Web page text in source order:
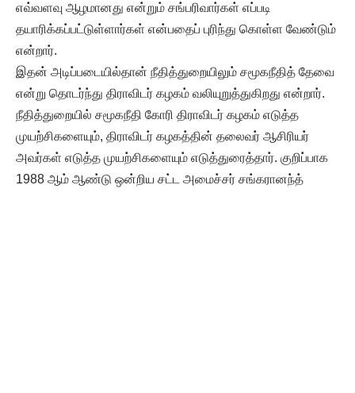
எவ்வளவு ஆழமானது என்றும் சங்பரிவார்கள் எப்படி
தயாரிக்கப்பட்டுள்ளார்கள் என்பதைப் புரிந்து கொள்ள வேண்டும்
என்றார்.
இதன் அடிப்படையில்தான் நீதித்துறையிலும் சமூகநீதித் தேவை
என்று தொடர்ந்து திராவிடர் கழகம் வலியுறுத்துகிறது என்றார்.
நீதித்துறையில் சமூகநீதி கோரி திராவிடர் கழகம் எடுத்த
முயற்சிகளையும், திராவிடர் கழகத்தின் தலைவர் ஆசிரியர்
அவர்கள் எடுத்த முயற்சிகளையும் எடுத்துரைத்தார். குறிப்பாக
1988 ஆம் ஆண்டு ஒன்றிய சட்ட அமைச்சர் சங்கரானந்த்